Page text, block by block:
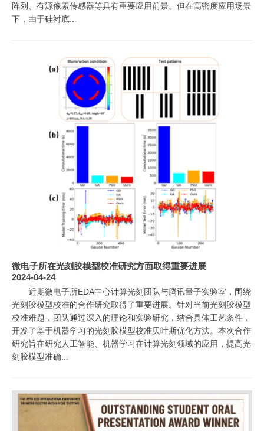
阵列、有源像素传感器等具有重要应用前景。但在高密度应用场景
下，由于硅衬底...
微电子所在光刻胶模型校准研究方面取得重要进展
2024-04-24
近期微电子所EDA中心计算光刻团队与腾讯量子实验室，围绕
光刻胶模型校准的合作研究取得了重要进展。针对当前光刻胶模型
校准难题，团队通过深入的理论和实验研究，结合具体工艺条件，
开发了基于机器学习的光刻胶模型校准贝叶斯优化方法。本次合作
研究旨在研究人工智能、机器学习在计算光刻领域的应用，提高光
刻胶模型准确...